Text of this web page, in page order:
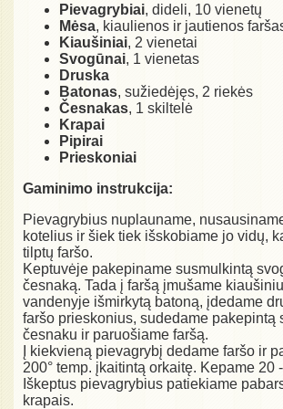
Pievagrybiai, dideli, 10 vienetų
Mėsa, kiaulienos ir jautienos
Kiaušiniai, 2 vienetai
Svogūnai, 1 vienetas
Druska
Batonas, sužiedėjęs, 2 riekės
Česnakas, 1 skiltelė
Krapai
Pipirai
Prieskoniai
Gaminimo instrukcija:
Pievagrybius nuplauname,
kotelius ir šiek tiek išskobiame jo vidų,
tilptų faršo.
Keptuvėje pakepiname susmulkintą
česnaką. Tada į faršą įmušame
vandenyje išmirkytą batoną, įdedame
faršo prieskonius, sudedame pakepintą
česnaku ir paruošiame faršą.
Į kiekvieną pievagrybį dedame faršo ir
200° temp. įkaitintą orkaitę. Kepame 20
Iškeptus pievagrybius patiekiame
krapais.